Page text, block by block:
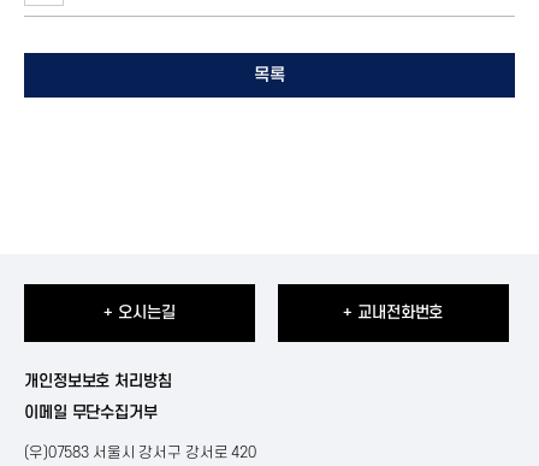
목록
+ 오시는길 + 교내전화번호
개인정보보호 처리방침
이메일 무단수집거부
(우)07583 서울시 강서구 강서로 420